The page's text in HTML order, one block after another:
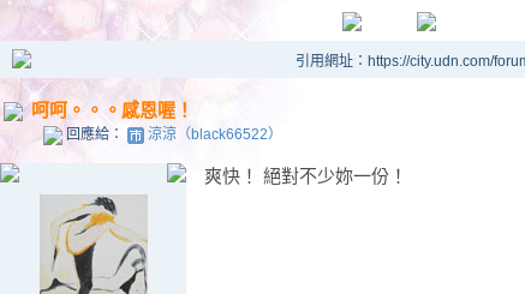
引用網址：https://city.udn.com/
呵呵。。。感恩喔！
回應給： 涼涼（black66522）
爽快！ 絕對不少妳一份！